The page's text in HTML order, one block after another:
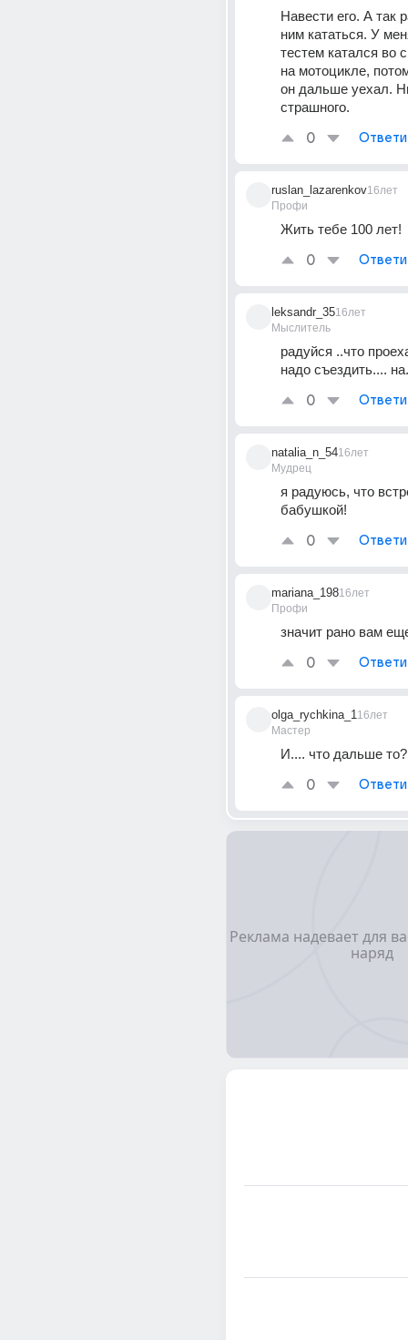
Навести его. А так
ним кататься. У
тестем катался во
на мотоцикле,
он дальше уехал.
страшного.
0
ruslan_lazarenkov
Профи
16лет
Жить тебе 100 лет!
0
leksandr_35
Мыслитель
16лет
радуйся ..что
надо съездить....
0
natalia_n_54
Мудрец
16лет
я радуюсь, что
бабушкой!
0
mariana_198
Профи
16лет
значит рано вам
0
olga_rychkina_1
Мастер
16лет
И.... что дальше то?
0